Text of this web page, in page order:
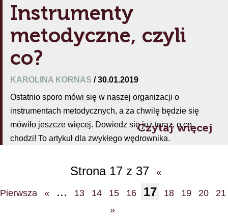
Instrumenty
metodyczne, czyli
co?
KAROLINA KORNAS / 30.01.2019
Ostatnio sporo mówi się w naszej organizacji o
instrumentach metodycznych, a za chwilę będzie się
mówiło jeszcze więcej. Dowiedz się już teraz, o co
chodzi! To artykuł dla zwykłego wędrownika.
Czytaj więcej
Strona 17 z 37 «
Pierwsza « ... 13 14 15 16 17 18 19 20
21
»